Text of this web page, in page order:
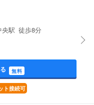
央駅 徒歩8分
無料
ト接続可